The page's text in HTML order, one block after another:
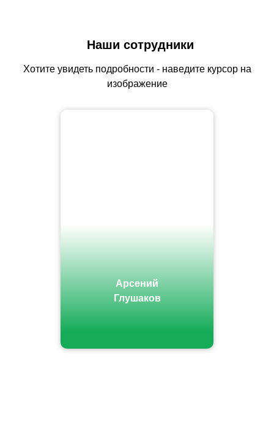
Наши сотрудники
Хотите увидеть подробности - наведите курсор на
изображение
Арсений
Глушаков